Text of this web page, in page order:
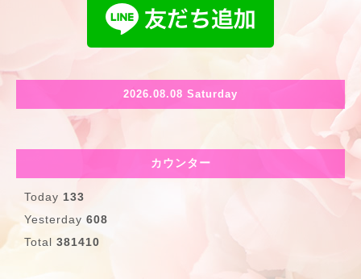
2026.08.08 Saturday
カウンター
Today 133
Yesterday 608
Total 381410